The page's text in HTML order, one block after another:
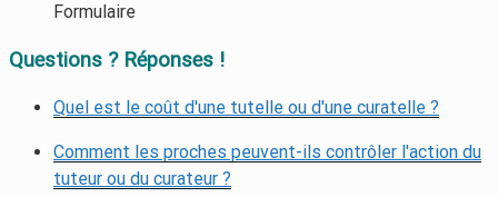
Formulaire
Questions ? Réponses !
Quel est le coût d'une tutelle ou d'une curatelle ?
Comment les proches peuvent-ils contrôler l'action du
tuteur ou du curateur ?